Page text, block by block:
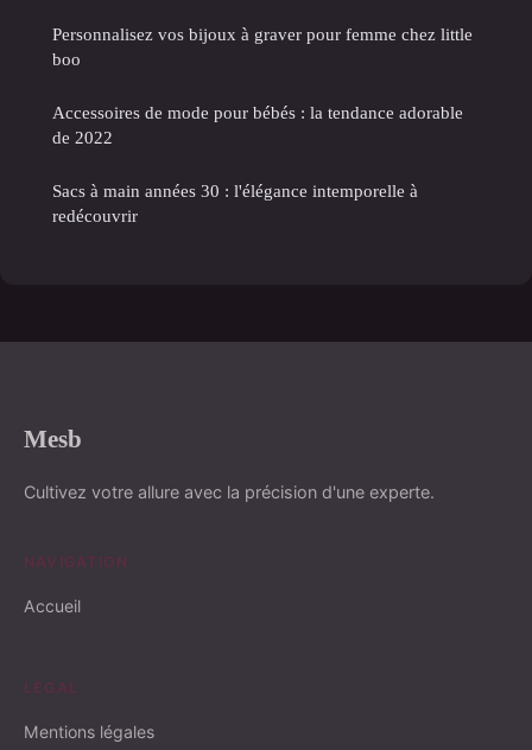
Personnalisez vos bijoux à graver pour femme chez little
boo
Accessoires de mode pour bébés : la tendance adorable
de 2022
Sacs à main années 30 : l'élégance intemporelle à
redécouvrir
Mesb
Cultivez votre allure avec la précision d'une experte.
NAVIGATION
Accueil
LÉGAL
Mentions légales